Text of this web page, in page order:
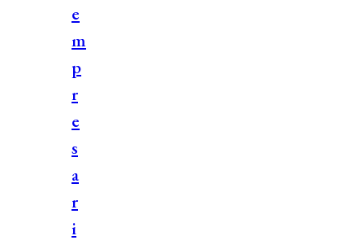
e
m
p
r
e
s
a
r
i